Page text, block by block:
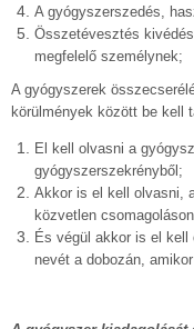
A gyógyszerszedés,
Összetévesztés
megfelelő személynek;
A gyógyszerek
körülmények között be kell
El kell olvasni a
gyógyszerszekrényből;
Akkor is el kell olvasni,
közvetlen
És végül akkor is el
nevét a dobozán,